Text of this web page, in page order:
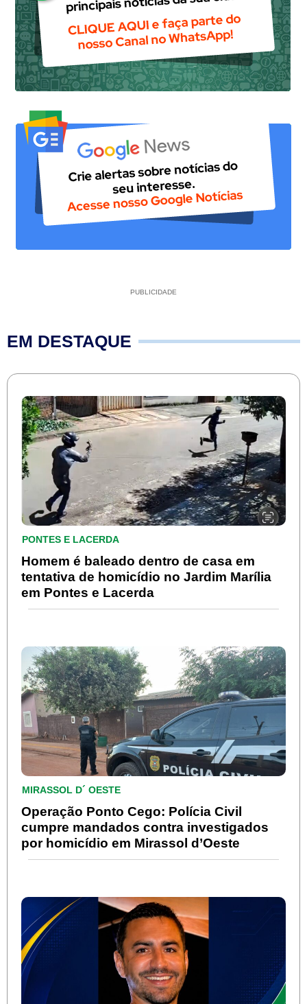
PUBLICIDADE
EM DESTAQUE
PONTES E LACERDA
Homem é baleado dentro de casa em
tentativa de homicídio no Jardim Marília
em Pontes e Lacerda
MIRASSOL D´ OESTE
Operação Ponto Cego: Polícia Civil
cumpre mandados contra investigados
por homicídio em Mirassol d’Oeste